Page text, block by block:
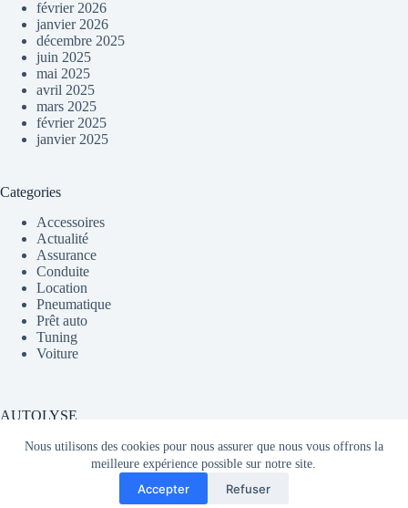
Nous utilisons des cookies pour nous assurer que nous vous offrons la
meilleure expérience possible sur notre site.
Accepter Refuser
février 2026
janvier 2026
décembre 2025
juin 2025
mai 2025
avril 2025
mars 2025
février 2025
janvier 2025
Categories
Accessoires
Actualité
Assurance
Conduite
Location
Pneumatique
Prêt auto
Tuning
Voiture
AUTOLYSE
Média partageant du contenu sur l'actualité automobile en
France et dans le monde.